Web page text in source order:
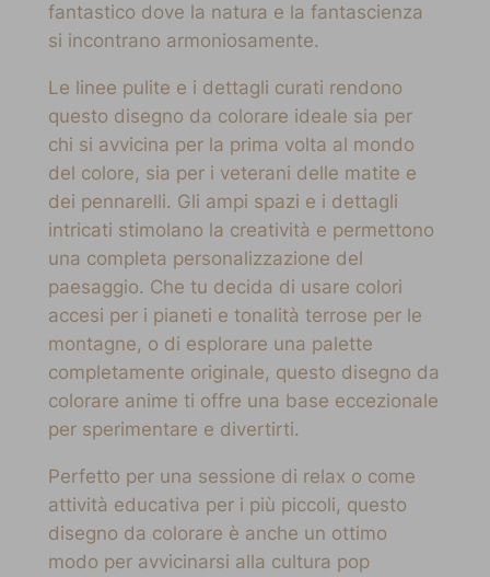
fantastico dove la natura e la fantascienza
si incontrano armoniosamente.
Le linee pulite e i dettagli curati rendono
questo disegno da colorare ideale sia per
chi si avvicina per la prima volta al mondo
del colore, sia per i veterani delle matite e
dei pennarelli. Gli ampi spazi e i dettagli
intricati stimolano la creatività e permettono
una completa personalizzazione del
paesaggio. Che tu decida di usare colori
accesi per i pianeti e tonalità terrose per le
montagne, o di esplorare una palette
completamente originale, questo disegno da
colorare anime ti offre una base eccezionale
per sperimentare e divertirti.
Perfetto per una sessione di relax o come
attività educativa per i più piccoli, questo
disegno da colorare è anche un ottimo
modo per avvicinarsi alla cultura pop